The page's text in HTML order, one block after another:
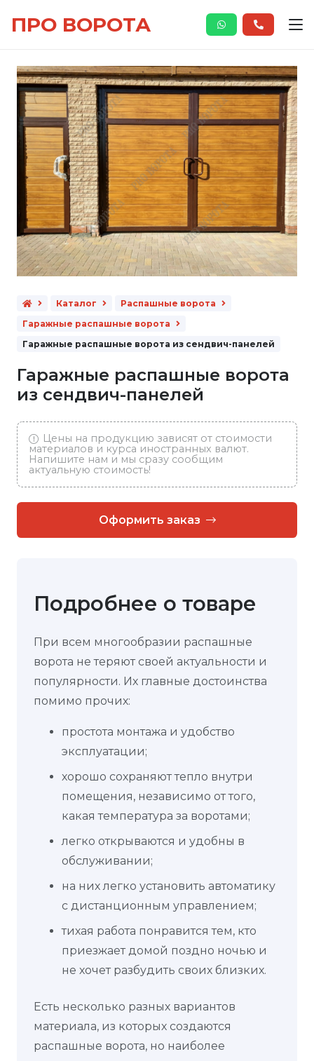
ПРО ВОРОТА
Каталог
Распашные ворота
Гаражные распашные ворота
Гаражные распашные ворота из сендвич-панелей
Гаражные распашные ворота
из сендвич-панелей
Цены на продукцию зависят от стоимости
материалов и курса иностранных валют.
Напишите нам и мы сразу сообщим
актуальную стоимость!
Оформить заказ
Подробнее о товаре
При всем многообразии распашные
ворота не теряют своей актуальности и
популярности. Их главные достоинства
помимо прочих:
простота монтажа и удобство
эксплуатации;
хорошо сохраняют тепло внутри
помещения, независимо от того,
какая температура за воротами;
легко открываются и удобны в
обслуживании;
на них легко установить автоматику
с дистанционным управлением;
тихая работа понравится тем, кто
приезжает домой поздно ночью и
не хочет разбудить своих близких.
Есть несколько разных вариантов
материала, из которых создаются
распашные ворота, но наиболее